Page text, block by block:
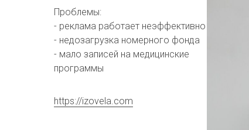
Проблемы:
- реклама работает неэффективно
- недозагрузка номерного фонда
- мало записей на медицинские
программы
https://izovela.com